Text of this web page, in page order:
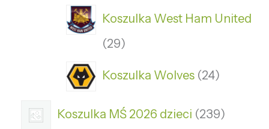
Koszulka West Ham United
29
Koszulka Wolves 24
Koszulka MŚ 2026 dzieci 239